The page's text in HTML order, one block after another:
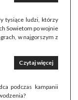
tysiące ludzi, którzy
Sowietom po wojnie
w najgorszym z
Czytaj więcej
podczas kampanii